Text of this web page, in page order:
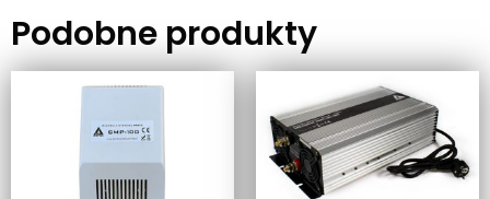
Podobne produkty